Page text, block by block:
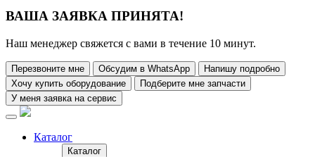
ВАША ЗАЯВКА ПРИНЯТА!
Наш менеджер свяжется с вами в течение 10 минут.
Перезвоните мне Обсудим в WhatsApp
Напишу подробно
Хочу купить оборудование
Подберите мне запчасти
У меня заявка на сервис
Каталог
Каталог